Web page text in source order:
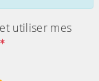
utiliser mes